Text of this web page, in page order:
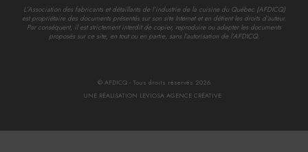
L’Association des fabricants et détaillants de l’industrie de la cuisine du Québec (AFDICQ)
est propriétaire des documents présentés sur son site Internet et en détient les droits d’auteur.
Par conséquent, il est strictement interdit de copier, reproduire ou adapter les documents
proposés sur ce site, en tout ou en partie, sans l’autorisation de l’AFDICQ.
© AFDICQ - Tous droits réservés 2026
UNE RÉALISATION LEVIOSA AGENCE CRÉATIVE